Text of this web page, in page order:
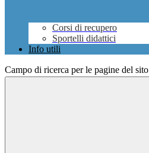
Corsi di recupero
Sportelli didattici
Info utili
Campo di ricerca per le pagine del sito